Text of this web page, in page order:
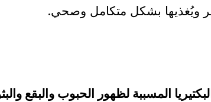
ويُغذيها بشكل متكامل وصحي.
المسببة لظهور الحبوب والبقع